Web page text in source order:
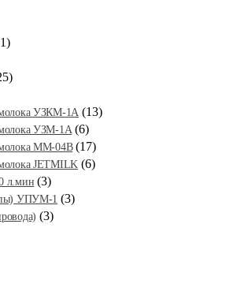
молока УЗКМ-1А (13)
молока УЗМ-1А (6)
молока ММ-04В (17)
молока JETMILK (6)
л.мин (3)
УПУМ-1 (3)
(3)